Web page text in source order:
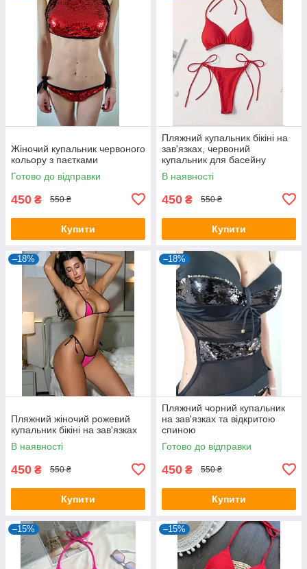
Жіночий купальник червоного
кольору з паєтками
Готово до відправки
450 ₴ 550 ₴
Купити
Пляжний купальник бікіні на
зав'язках, червоний
купальник для басейну
В наявності
450 ₴ 550 ₴
Купити
–18%
Пляжний жіночий рожевий
купальник бікіні на зав'язках
В наявності
450 ₴ 550 ₴
Купити
–18%
Пляжний чорний купальник
на зав'язках та відкритою
спиною
Готово до відправки
450 ₴ 550 ₴
Купити
–15% –15%